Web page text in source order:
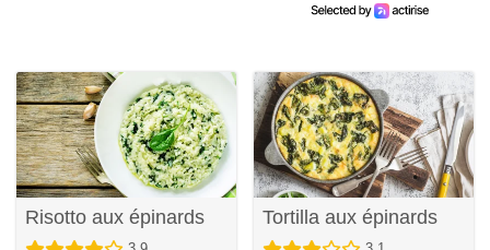
Risotto aux épinards Tortilla aux épinards